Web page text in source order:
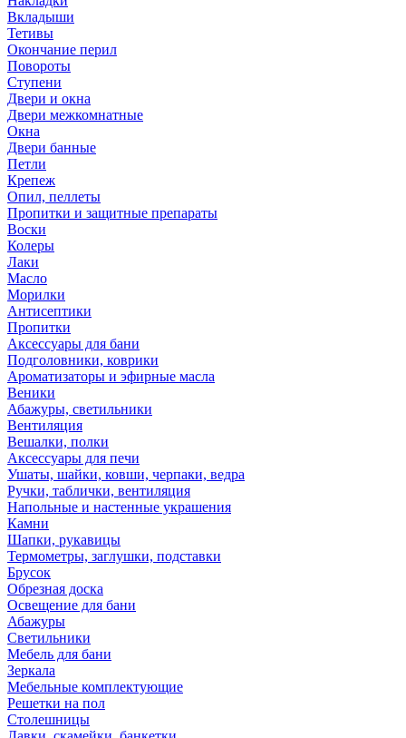
Вкладыши
Тетивы
Окончание перил
Повороты
Ступени
Двери и окна
Двери межкомнатные
Окна
Двери банные
Петли
Крепеж
Опил, пеллеты
Пропитки и защитные препараты
Воски
Колеры
Лаки
Масло
Морилки
Антисептики
Пропитки
Аксессуары для бани
Подголовники, коврики
Ароматизаторы и эфирные масла
Веники
Абажуры, светильники
Вентиляция
Вешалки, полки
Аксессуары для печи
Ушаты, шайки, ковши, черпаки, ведра
Ручки, таблички, вентиляция
Напольные и настенные украшения
Камни
Шапки, рукавицы
Термометры, заглушки, подставки
Брусок
Обрезная доска
Освещение для бани
Абажуры
Светильники
Мебель для бани
Зеркала
Мебельные комплектующие
Решетки на пол
Столешницы